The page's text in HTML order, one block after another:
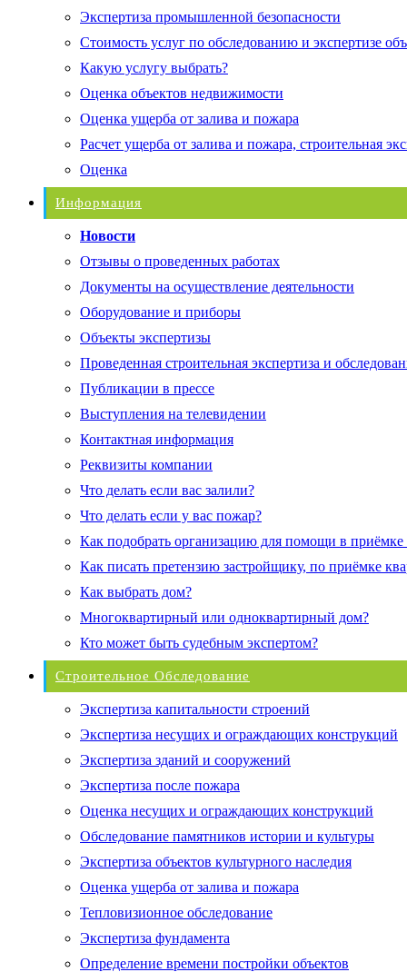
Экспертиза промышленной безопасности
Стоимость услуг по обследованию и экспертизе
Какую услугу выбрать?
Оценка объектов недвижимости
Оценка ущерба от залива и пожара
Расчет ущерба от залива и пожара, строительная
Оценка
Информация
Новости
Отзывы о проведенных работах
Документы на осуществление деятельности
Оборудование и приборы
Объекты экспертизы
Проведенная строительная экспертиза и
Публикации в прессе
Выступления на телевидении
Контактная информация
Реквизиты компании
Что делать если вас залили?
Что делать если у вас пожар?
Как подобрать организацию для помощи в приёмке
Как писать претензию застройщику, по приёмке
Как выбрать дом?
Многоквартирный или одноквартирный дом?
Кто может быть судебным экспертом?
Строительное Обследование
Экспертиза капитальности строений
Экспертиза несущих и ограждающих конструкций
Экспертиза зданий и сооружений
Экспертиза после пожара
Оценка несущих и ограждающих конструкций
Обследование памятников истории и культуры
Экспертиза объектов культурного наследия
Оценка ущерба от залива и пожара
Тепловизионное обследование
Экспертиза фундамента
Определение времени постройки объектов